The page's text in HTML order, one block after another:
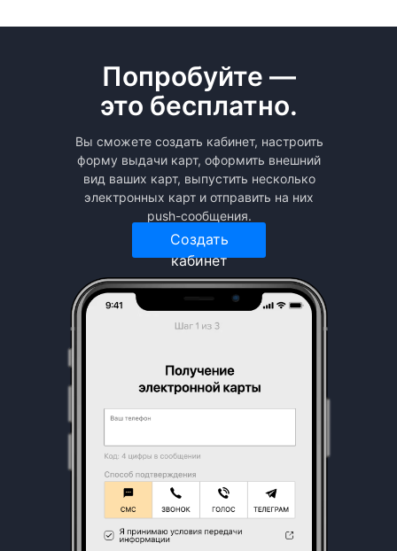
Попробуйте —
это бесплатно.
Вы сможете создать кабинет, настроить
форму выдачи карт, оформить внешний
вид ваших карт, выпустить несколько
электронных карт и отправить на них
push-сообщения.
Создать
кабинет